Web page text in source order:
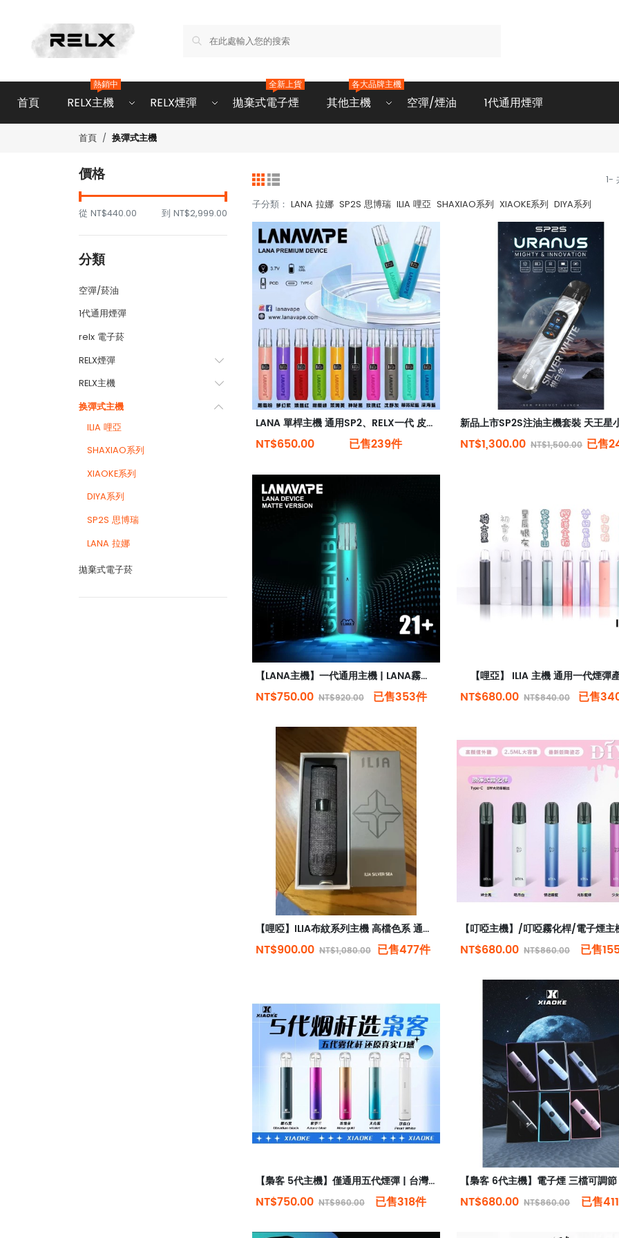
首頁 RELX主機
熱銷中
RELX煙彈 拋棄式電子煙
全新上貨
其他主機
各大品牌主機
空彈/煙油 1代通用煙彈
首頁 换彈式主機
價格
從 NT$440.00 到 NT$2,999.00
分類
空彈/菸油
1代通用煙彈
relx 電子菸
RELX煙彈
RELX主機
换彈式主機
ILIA 哩亞
SHAXIAO系列
XIAOKE系列
DIYA系列
SP2S 思博瑞
LANA 拉娜
拋棄式電子菸
1-
子分類： LANA 拉娜 SP2S 思博瑞 ILIA 哩亞 SHAXIAO系列 XIAOKE系列 DIYA系列
LANA 單桿主機 通用SP2、RELX一代 皮革主機 電子煙主機
NT$650.00 已售239件 NT$1,300.00 NT$1,500.00 已售
【LANA主機】一代通用主機 | LANA霧化器 | 通用RELX | SP2S一代煙彈 | 台灣電子煙
NT$750.00 NT$920.00 已售353件
【哩亞】 ILIA 主機 通用一代煙彈
NT$680.00 NT$840.00 已售
【哩啞】ILIA布紋系列主機 高檔色系 通用sp2/lana等一代煙彈
NT$900.00 NT$1,080.00 已售477件 NT$680.00 NT$860.00 已售
【梟客 5代主機】僅通用五代煙彈 | 台灣現貨
NT$750.00 NT$960.00 已售318件 NT$680.00 NT$860.00 已售